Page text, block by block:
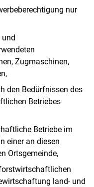
nur
und
Zugmaschinen,
den Bedürfnissen des
Betriebes
Betriebe im
einer an diesen
Ortsgemeinde,
land- und